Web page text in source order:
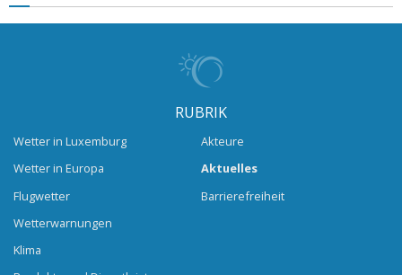
RUBRIK
Wetter in Luxemburg
Wetter in Europa
Flugwetter
Wetterwarnungen
Klima
Akteure
Aktuelles
Barrierefreiheit